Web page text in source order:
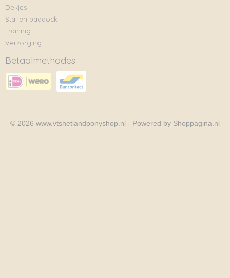
Dekjes
Stal en paddock
Training
Verzorging
Betaalmethodes
© 2026 www.vtshetlandponyshop.nl - Powered by Shoppagina.nl